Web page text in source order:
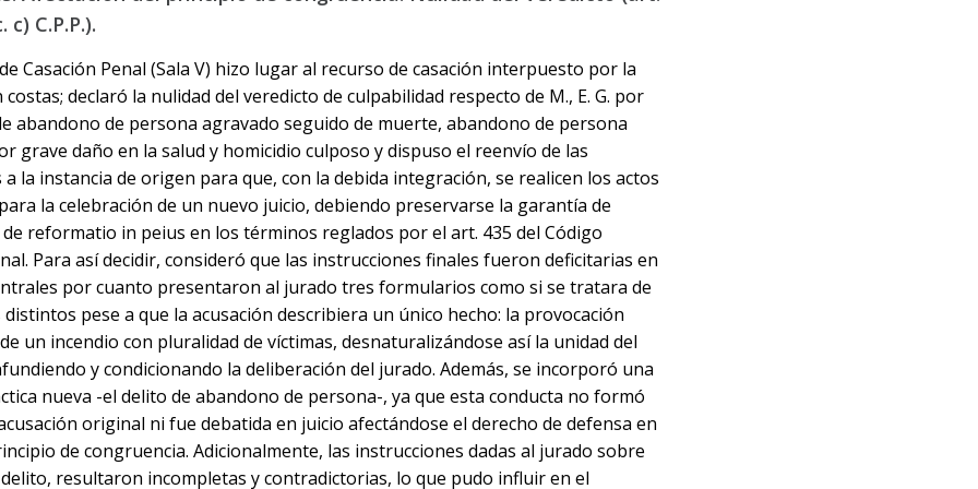
c) C.P.P.).
Casación Penal (Sala V) hizo lugar al recurso de casación interpuesto por la
costas; declaró la nulidad del veredicto de culpabilidad respecto de M., E. G. por
abandono de persona agravado seguido de muerte, abandono de persona
grave daño en la salud y homicidio culposo y dispuso el reenvío de las
a la instancia de origen para que, con la debida integración, se realicen los actos
la celebración de un nuevo juicio, debiendo preservarse la garantía de
reformatio in peius en los términos reglados por el art. 435 del Código
Para así decidir, consideró que las instrucciones finales fueron deficitarias en
por cuanto presentaron al jurado tres formularios como si se tratara de
pese a que la acusación describiera un único hecho: la provocación
un incendio con pluralidad de víctimas, desnaturalizándose así la unidad del
y condicionando la deliberación del jurado. Además, se incorporó una
nueva -el delito de abandono de persona-, ya que esta conducta no formó
original ni fue debatida en juicio afectándose el derecho de defensa en
de congruencia. Adicionalmente, las instrucciones dadas al jurado sobre
resultaron incompletas y contradictorias, lo que pudo influir en el